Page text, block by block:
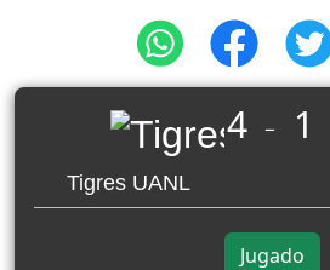
Tigres UANL
4 _ 1
Jugado